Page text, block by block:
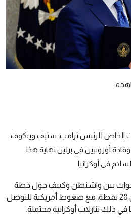
الخاص للرئيس ترامب، ستيف ويتكوف
أوروبيين في برلين نهاية هذا
في أوكرانيا.
بين واشنطن وكييف حول خطة
السلام الأمريكية المكونة من 28 نقطة، مع ضغوط أمريكية للتوصل
في ذلك تنازلات أوكرانية محتملة.